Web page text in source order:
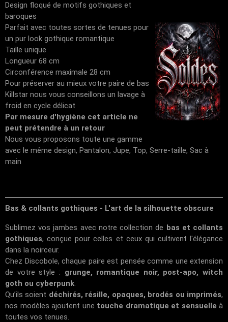
Design floqué de motifs gothiques et
baroques
Parfait avec toutes sortes de tenues pour
un pur look gothique romantique
Taille unique
Longueur 68 cm
Circonférence maximale 28 cm
Pour préserver au mieux votre paire de bas
Killstar nous vous conseillons un lavage à
froid en cycle délicat
Par mesure d'hygiène cet article ne
peut prétendre à un retour
Nous vous proposons toute une gamme
avec le même design, Pantalon, Jupe, Top, Serre-taille, Sac à
main
Bas & collants gothiques - L'art de la silhouette obscure
Sublimez vos jambes avec notre collection de bas et collants
gothiques, conçue pour celles et ceux qui cultivent l'élégance
dans la noirceur.
Chez Discobole, chaque paire est pensée comme une extension
de votre style : grunge, romantique noir, post-apo, witch
goth ou cyberpunk.
Qu’ils soient déchirés, résille, opaques, brodés ou imprimés,
nos modèles ajoutent une touche dramatique et sensuelle à
toutes vos tenues.